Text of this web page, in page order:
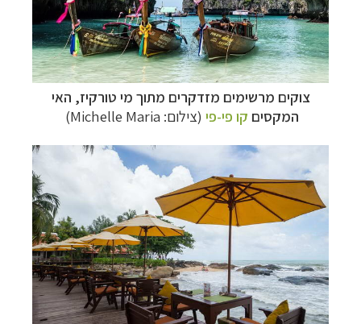
צוקים מרשימים מזדקרים מתוך מי טורקיז, האי
המקסים קו פי-פי (צילום: Michelle Maria)